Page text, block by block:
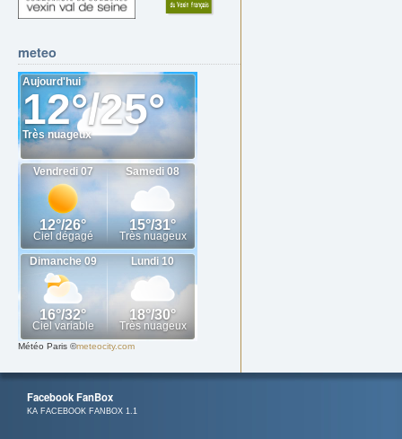
meteo
Météo Paris ©meteocity.com
Facebook FanBox
KA FACEBOOK FANBOX 1.1